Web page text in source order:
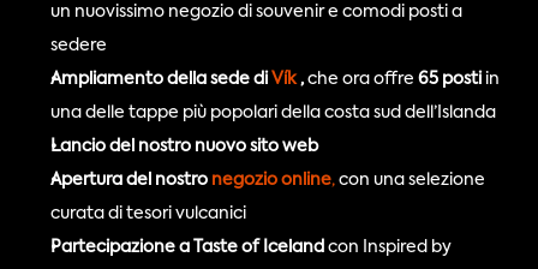
un nuovissimo negozio di souvenir e comodi posti a
sedere
Ampliamento della sede di Vík , che ora offre 65 posti in
una delle tappe più popolari della costa sud dell’Islanda
Lancio del nostro nuovo sito web
Apertura del nostro negozio online, con una selezione
curata di tesori vulcanici
Partecipazione a Taste of Iceland con Inspired by